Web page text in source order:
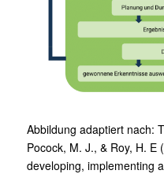
Abbildung adaptiert nach:
Pocock, M. J., & Roy, H.
developing, implementing